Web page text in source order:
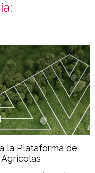
news
la Plataforma de